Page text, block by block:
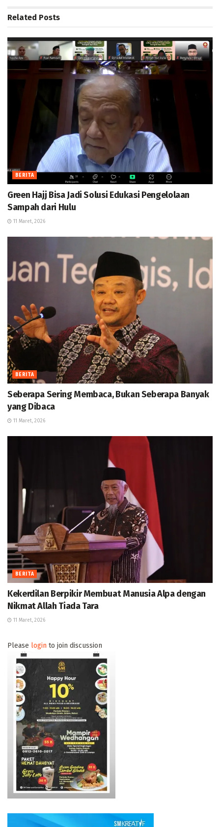
Related Posts
BERITA
Green Hajj Bisa Jadi Solusi Edukasi Pengelolaan
Sampah dari Hulu
11 Maret, 2026
BERITA
Seberapa Sering Membaca, Bukan Seberapa Banyak
yang Dibaca
11 Maret, 2026
BERITA
Kekerdilan Berpikir Membuat Manusia Alpa dengan
Nikmat Allah Tiada Tara
11 Maret, 2026
Please login to join discussion